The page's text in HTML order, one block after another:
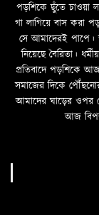
পড়শিকে ছুঁতে চাওয়া
গা লাগিয়ে বাস করা
সে আমাদেরই পাপে।
নিয়েছে বৈরিতা।
প্রতিবাদে পড়শিকে
সমাজের দিকে
আমাদের ঘাড়ের ওপর
আজ